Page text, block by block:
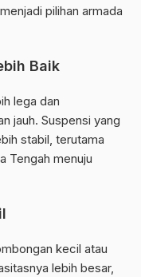
pilihan armada
Baik
lega dan
jauh. Suspensi yang
stabil, terutama
Tengah menuju
kecil atau
lebih besar,